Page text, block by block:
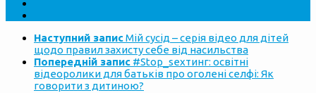
Наступний записМій сусід – серія відео для дітей
щодо правил захисту себе від насильства
Попередній запис #Stop_sexтинг: освітні
відеоролики для батьків про оголені селфі: Як
говорити з дитиною?